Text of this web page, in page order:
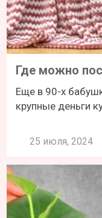
Где можно
Еще в 90-х
крупные деньги
25 июля, 2024